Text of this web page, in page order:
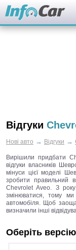
Відгуки
Нові авто → Відгуки →
Вирішили придбати
відгуки власників
мінуси цієї моделі
зробити правильний
Chevrolet Aveo. З
змінюватися, тому ми
автомобіля. Щоб
визначили інші
Оберіть